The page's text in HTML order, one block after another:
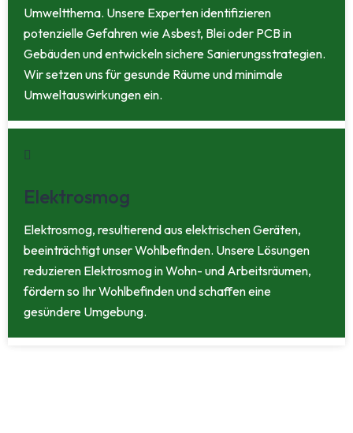
Umweltthema. Unsere Experten identifizieren
potenzielle Gefahren wie Asbest, Blei oder PCB in
Gebäuden und entwickeln sichere Sanierungsstrategien.
Wir setzen uns für gesunde Räume und minimale
Umweltauswirkungen ein.
Elektrosmog
Elektrosmog, resultierend aus elektrischen Geräten,
beeinträchtigt unser Wohlbefinden. Unsere Lösungen
reduzieren Elektrosmog in Wohn- und Arbeitsräumen,
fördern so Ihr Wohlbefinden und schaffen eine
gesündere Umgebung.